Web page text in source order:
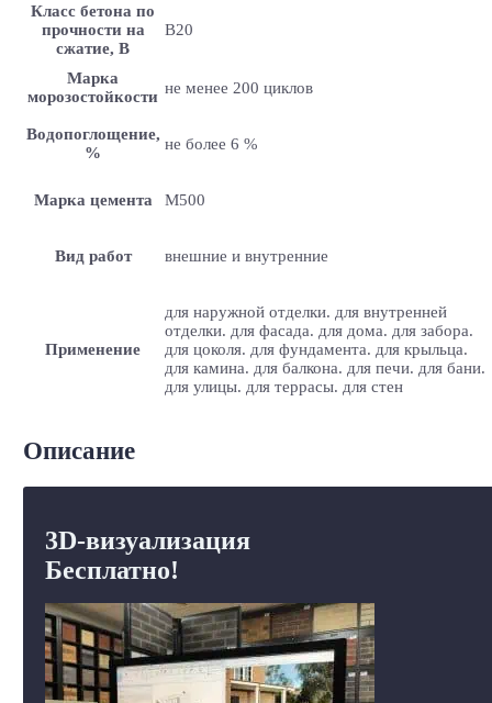
Класс бетона по
прочности на
сжатие, В
B20
Марка
морозостойкости не менее 200 циклов
Водопоглощение,
%
не более 6 %
Марка цемента M500
Вид работ внешние и внутренние
Применение
для наружной отделки. для внутренней
отделки. для фасада. для дома. для забора.
для цоколя. для фундамента. для крыльца.
для камина. для балкона. для печи. для бани.
для улицы. для террасы. для стен
Описание
3D-визуализация
Бесплатно!